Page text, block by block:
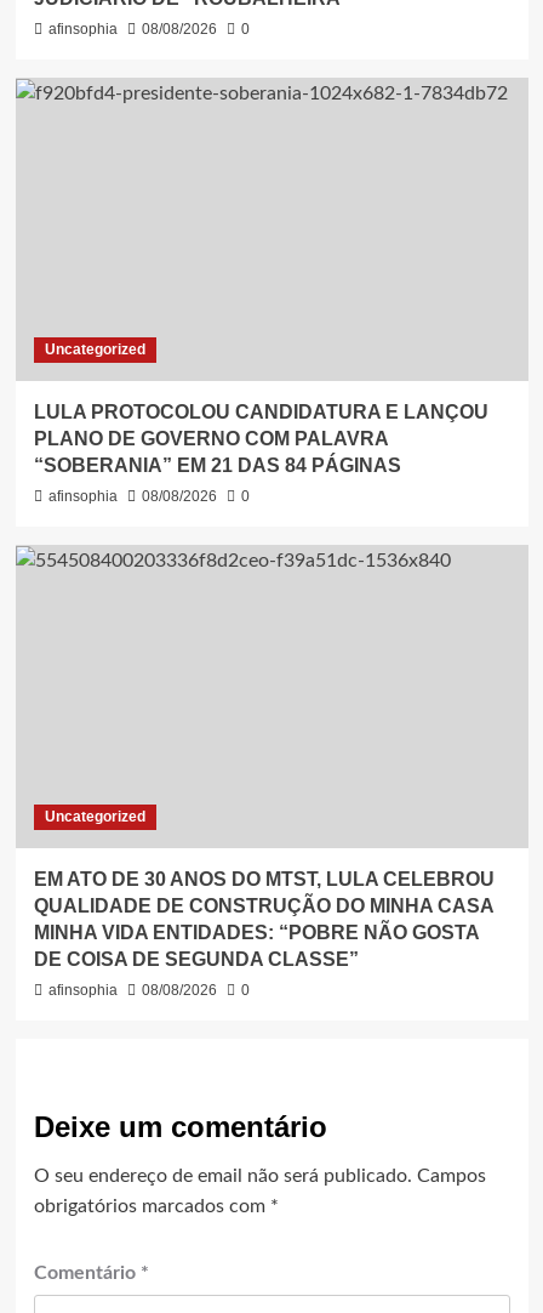
afinsophia 08/08/2026 0
Uncategorized
LULA PROTOCOLOU CANDIDATURA E LANÇOU
PLANO DE GOVERNO COM PALAVRA
“SOBERANIA” EM 21 DAS 84 PÁGINAS
afinsophia 08/08/2026 0
Uncategorized
EM ATO DE 30 ANOS DO MTST, LULA CELEBROU
QUALIDADE DE CONSTRUÇÃO DO MINHA CASA
MINHA VIDA ENTIDADES: “POBRE NÃO GOSTA
DE COISA DE SEGUNDA CLASSE”
afinsophia 08/08/2026 0
Deixe um comentário
O seu endereço de email não será publicado. Campos
obrigatórios marcados com *
Comentário *